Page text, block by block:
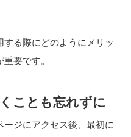
る際にどのようにメリッ
要です。
ことも忘れずに
ジにアクセス後、最初に